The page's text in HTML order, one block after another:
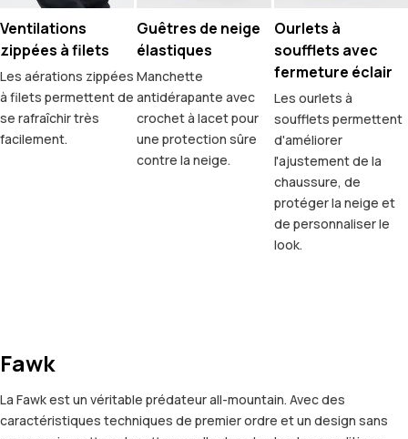
Ventilations
zippées à filets
Les aérations zippées
à filets permettent de
se rafraîchir très
facilement.
Guêtres de neige
élastiques
Manchette
antidérapante avec
crochet à lacet pour
une protection sûre
contre la neige.
Ourlets à
soufflets avec
fermeture éclair
Les ourlets à
soufflets permettent
d'améliorer
l'ajustement de la
chaussure, de
protéger la neige et
de personnaliser le
look.
Fawk
La Fawk est un véritable prédateur all-mountain. Avec des
caractéristiques techniques de premier ordre et un design sans